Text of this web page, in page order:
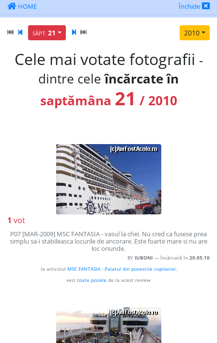
HOME Închide
2010
SĂPT. 21
Cele mai votate fotografii -
dintre celeîncărcate în
saptămâna 21 / 2010
1 vot
P07 [MAR-2009] MSC FANTASIA - vasul la chei. Nu cred ca fusese prea
simplu sa-i stabileasca locurile de ancorare. Este foarte mare si nu are
loc oriunde.
BY IUBONI — încărcată în 29.05.10
la articolul MSC FANTASIA - Palatul din povestile copilariei,
vezi toate pozele de la acest review